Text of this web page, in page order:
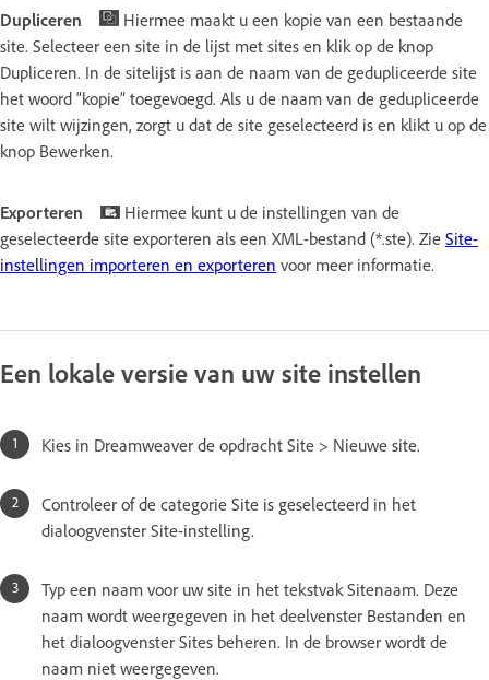
Dupliceren
Hiermee maakt u een kopie van een bestaande
site. Selecteer een site in de lijst met sites en klik op de knop
Dupliceren. In de sitelijst is aan de naam van de gedupliceerde site
het woord “kopie” toegevoegd. Als u de naam van de gedupliceerde
site wilt wijzingen, zorgt u dat de site geselecteerd is en klikt u op de
knop Bewerken.
Exporteren
Hiermee kunt u de instellingen van de
geselecteerde site exporteren als een XML-bestand (*.ste). Zie Site-
instellingen importeren en exporteren voor meer informatie.
Een lokale versie van uw site instellen
Kies in Dreamweaver de opdracht Site > Nieuwe site.
Controleer of de categorie Site is geselecteerd in het
dialoogvenster Site-instelling.
Typ een naam voor uw site in het tekstvak Sitenaam. Deze
naam wordt weergegeven in het deelvenster Bestanden en
het dialoogvenster Sites beheren. In de browser wordt de
naam niet weergegeven.